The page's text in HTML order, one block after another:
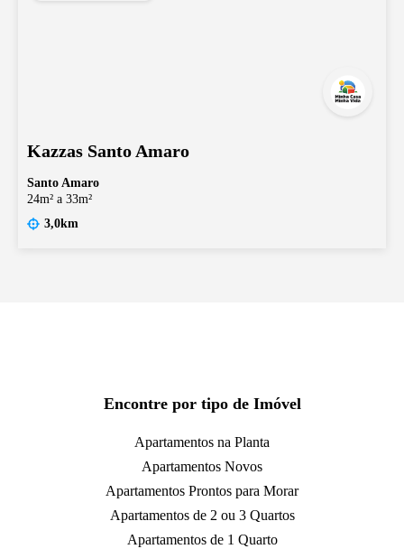
Kazzas Santo Amaro
Santo Amaro
24m² a 33m²
3,0km
Encontre por tipo de Imóvel
Apartamentos na Planta
Apartamentos Novos
Apartamentos Prontos para Morar
Apartamentos de 2 ou 3 Quartos
Apartamentos de 1 Quarto